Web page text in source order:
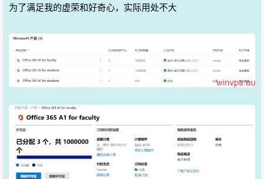
为了满足我的虚荣和好奇心，实际用处不大